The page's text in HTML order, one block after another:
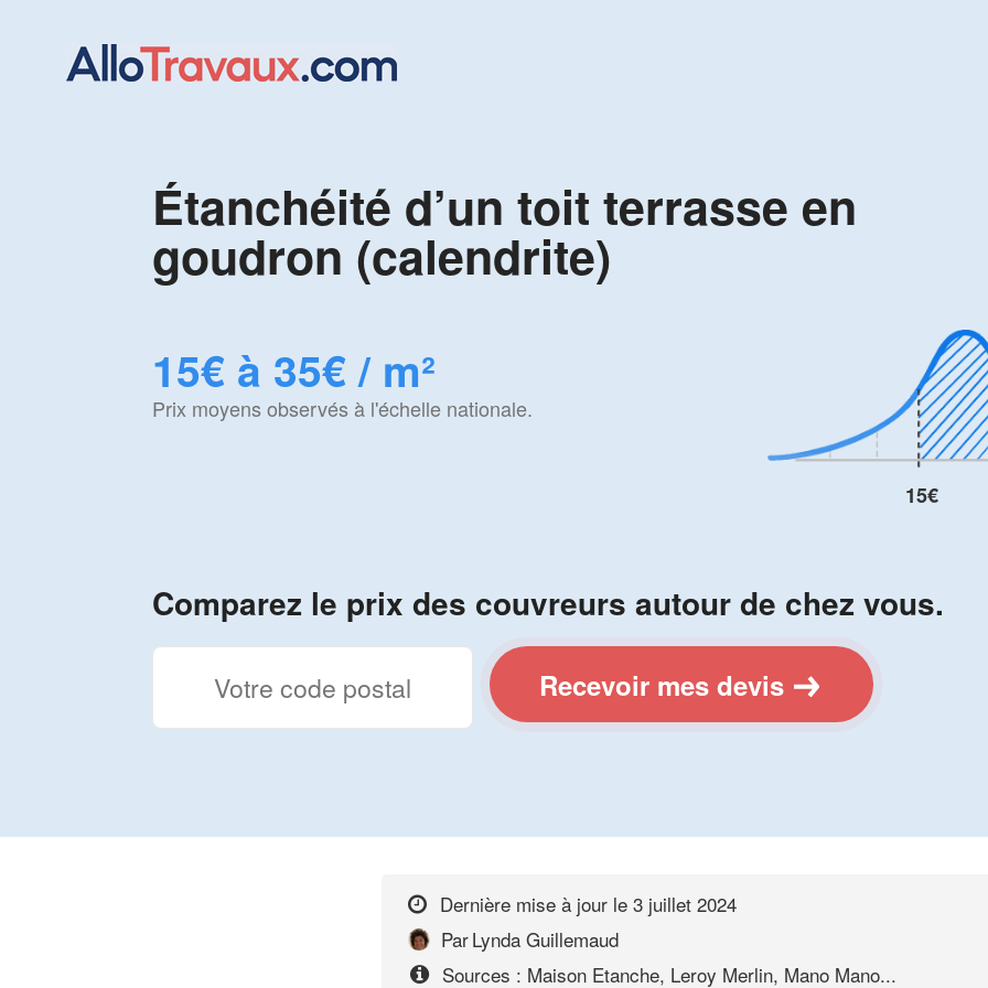
Étanchéité d’un toit terrasse en
goudron (calendrite)
15€ à 35€ / m²
Prix moyens observés à l'échelle nationale.
15€
Comparez le prix des couvreurs autour de chez vous.
Recevoir mes devis
Dernière mise à jour le 3 juillet 2024
ParLynda Guillemaud
Sources : Maison Etanche, Leroy Merlin, Mano Mano...